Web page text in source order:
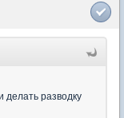
делать разводку